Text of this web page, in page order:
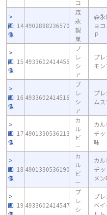
コ
画
像
14 4902888236570
森
永
製
菓
森
ョ
Ｐ
画
像
15 4933602414455
プ
レ
シ
ア
プ
モ
画
像
16 4933602414516
プ
レ
シ
ア
プ
ム
画
像
17 4901330536213
カ
ル
ビ
ー
カ
チ
味
画
像
18 4901330536190
カ
ル
ビ
ー
カ
チ
メ
画 19 4933602414547
プ
レ
シ
プ
ベ